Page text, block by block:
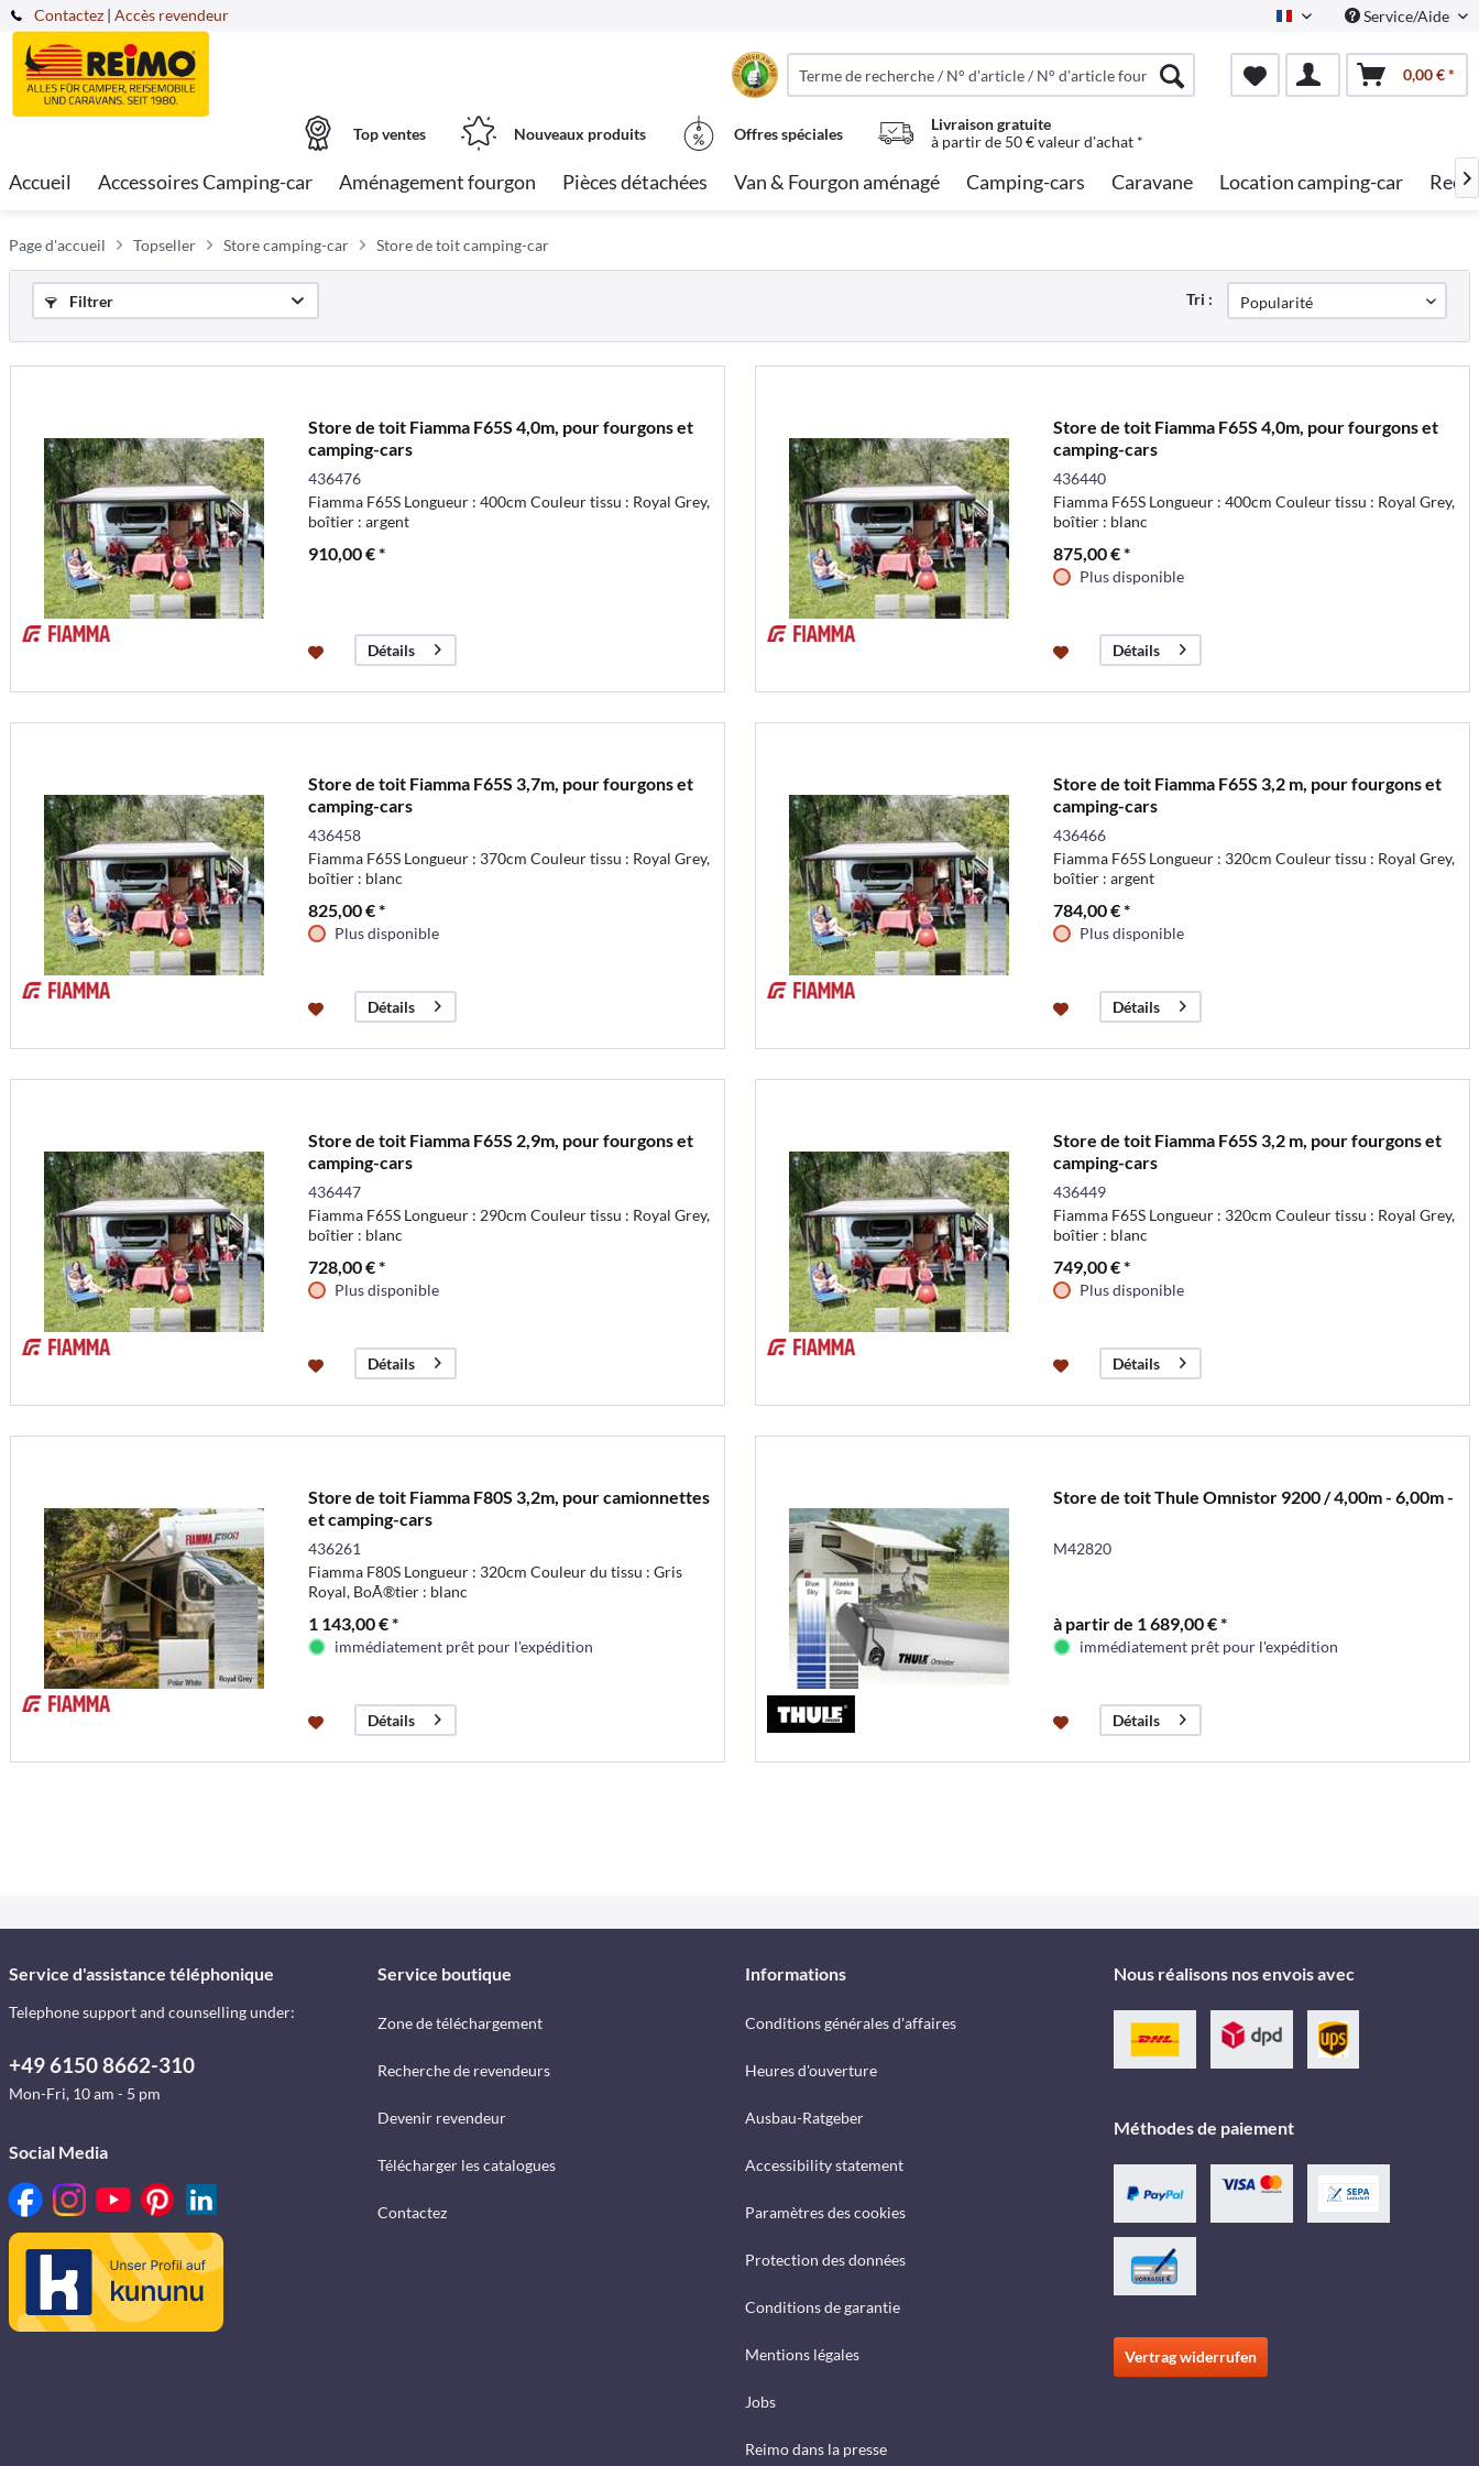
Contactez French Service/Aide
| Accès revendeur
0,00 € *
Top ventes Nouveaux produits Offres spéciales
Livraison gratuite
à partir de 50 € valeur d'achat *
Accueil Accessoires Camping-car Aménagement fourgon Pièces détachées Van & Fourgon aménagé Camping-cars Caravane Location camping-car 
Page d'accueil Topseller Store camping-car Store de toit camping-car
Filtrer Tri :
Store de toit Fiamma F65S 4,0m, pour fourgons et
camping-cars
436476
Fiamma F65S Longueur : 400cm Couleur tissu : Royal Grey,
boîtier : argent
910,00 € *
Détails
Store de toit Fiamma F65S 4,0m, pour fourgons et
camping-cars
436440
Fiamma F65S Longueur : 400cm Couleur tissu : Royal Grey,
boîtier : blanc
875,00 € *
Plus disponible
Détails
Store de toit Fiamma F65S 3,7m, pour fourgons et
camping-cars
436458
Fiamma F65S Longueur : 370cm Couleur tissu : Royal Grey,
boîtier : blanc
825,00 € *
Plus disponible
Détails
Store de toit Fiamma F65S 3,2 m, pour fourgons et
camping-cars
436466
Fiamma F65S Longueur : 320cm Couleur tissu : Royal Grey,
boîtier : argent
784,00 € *
Plus disponible
Détails
Store de toit Fiamma F65S 2,9m, pour fourgons et
camping-cars
436447
Fiamma F65S Longueur : 290cm Couleur tissu : Royal Grey,
boîtier : blanc
728,00 € *
Plus disponible
Détails
Store de toit Fiamma F65S 3,2 m, pour fourgons et
camping-cars
436449
Fiamma F65S Longueur : 320cm Couleur tissu : Royal Grey,
boîtier : blanc
749,00 € *
Plus disponible
Détails
Store de toit Fiamma F80S 3,2m, pour camionnettes
et camping-cars
436261
Fiamma F80S Longueur : 320cm Couleur du tissu : Gris
Royal, BoÃ®tier : blanc
1 143,00 € *
immédiatement prêt pour l'expédition
Détails
Store de toit Thule Omnistor 9200 / 4,00m - 6,00m -
M42820
à partir de 1 689,00 € *
immédiatement prêt pour l'expédition
Détails
Service d'assistance téléphonique
Telephone support and counselling under:
+49 6150 8662-310
Mon-Fri, 10 am - 5 pm
Social Media
Service boutique
Zone de téléchargement
Recherche de revendeurs
Devenir revendeur
Télécharger les catalogues
Contactez
Informations
Conditions générales d'affaires
Heures d'ouverture
Ausbau-Ratgeber
Accessibility statement
Paramètres des cookies
Protection des données
Conditions de garantie
Mentions légales
Jobs
Reimo dans la presse
Nous réalisons nos envois avec
Méthodes de paiement
Vertrag widerrufen